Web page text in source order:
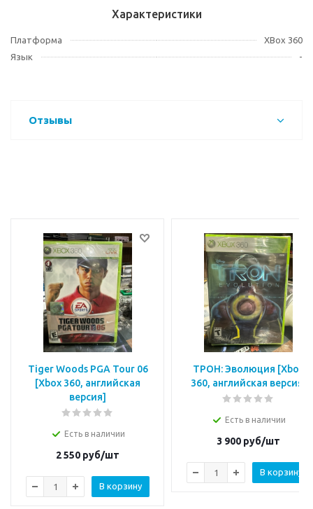
Характеристики
Платформа
XBox 360
Язык
-
Отзывы
Tiger Woods PGA Tour 06
[Xbox 360, английская
версия]
Есть в наличии
2 550 руб/шт
В корзину
ТРОН: Эволюция [Xbox
360, английская версия]
Есть в наличии
3 900 руб/шт
В корзину